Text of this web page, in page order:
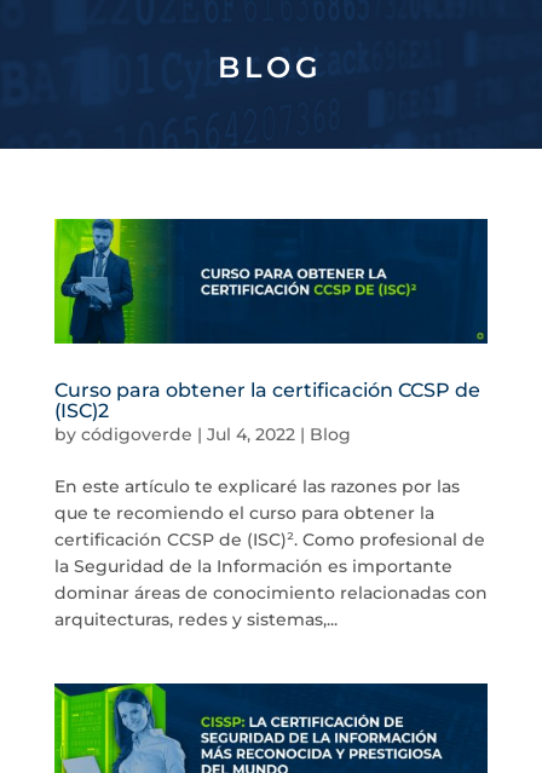
BLOG
Curso para obtener la certificación CCSP de
(ISC)2
by códigoverde | Jul 4, 2022| Blog
En este artículo te explicaré las razones por las
que te recomiendo el curso para obtener la
certificación CCSP de (ISC)². Como profesional de
la Seguridad de la Información es importante
dominar áreas de conocimiento relacionadas con
arquitecturas, redes y sistemas,...